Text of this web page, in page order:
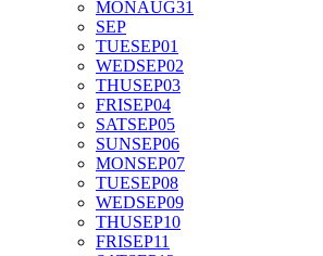
MONAUG31
SEP
TUESEP01
WEDSEP02
THUSEP03
FRISEP04
SATSEP05
SUNSEP06
MONSEP07
TUESEP08
WEDSEP09
THUSEP10
FRISEP11